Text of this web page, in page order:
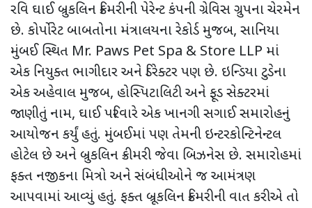
રવિ ઘાઈ બ્રુકલિન ક્રિમરીની પેરેન્ટ કંપની ગ્રેવિસ ગ્રુપના ચેરમેન
છે. કોર્પોરેટ બાબતોના મંત્રાલયના રેકોર્ડ મુજબ, સાનિયા
મુંબઈ સ્થિત Mr. Paws Pet Spa & Store LLP માં
એક નિયુક્ત ભાગીદાર અને ડિરેક્ટર પણ છે. ઇન્ડિયા ટુડેના
એક અહેવાલ મુજબ, હોસ્પિટાલિટી અને ફૂડ સેક્ટરમાં
જાણીતું નામ, ઘાઈ પરિવારે એક ખાનગી સગાઈ સમારોહનું
આયોજન કર્યું હતું. મુંબઈમાં પણ તેમની ઇન્ટરકોન્ટિનેન્ટલ
હોટેલ છે અને બ્રુકલિન ક્રીમરી જેવા બિઝનેસ છે. સમારોહમાં
ફક્ત નજીકના મિત્રો અને સંબંધીઓને જ આમંત્રણ
આપવામાં આવ્યું હતું. ફક્ત બ્રૂકલિન ક્રિમરીની વાત કરીએ તો